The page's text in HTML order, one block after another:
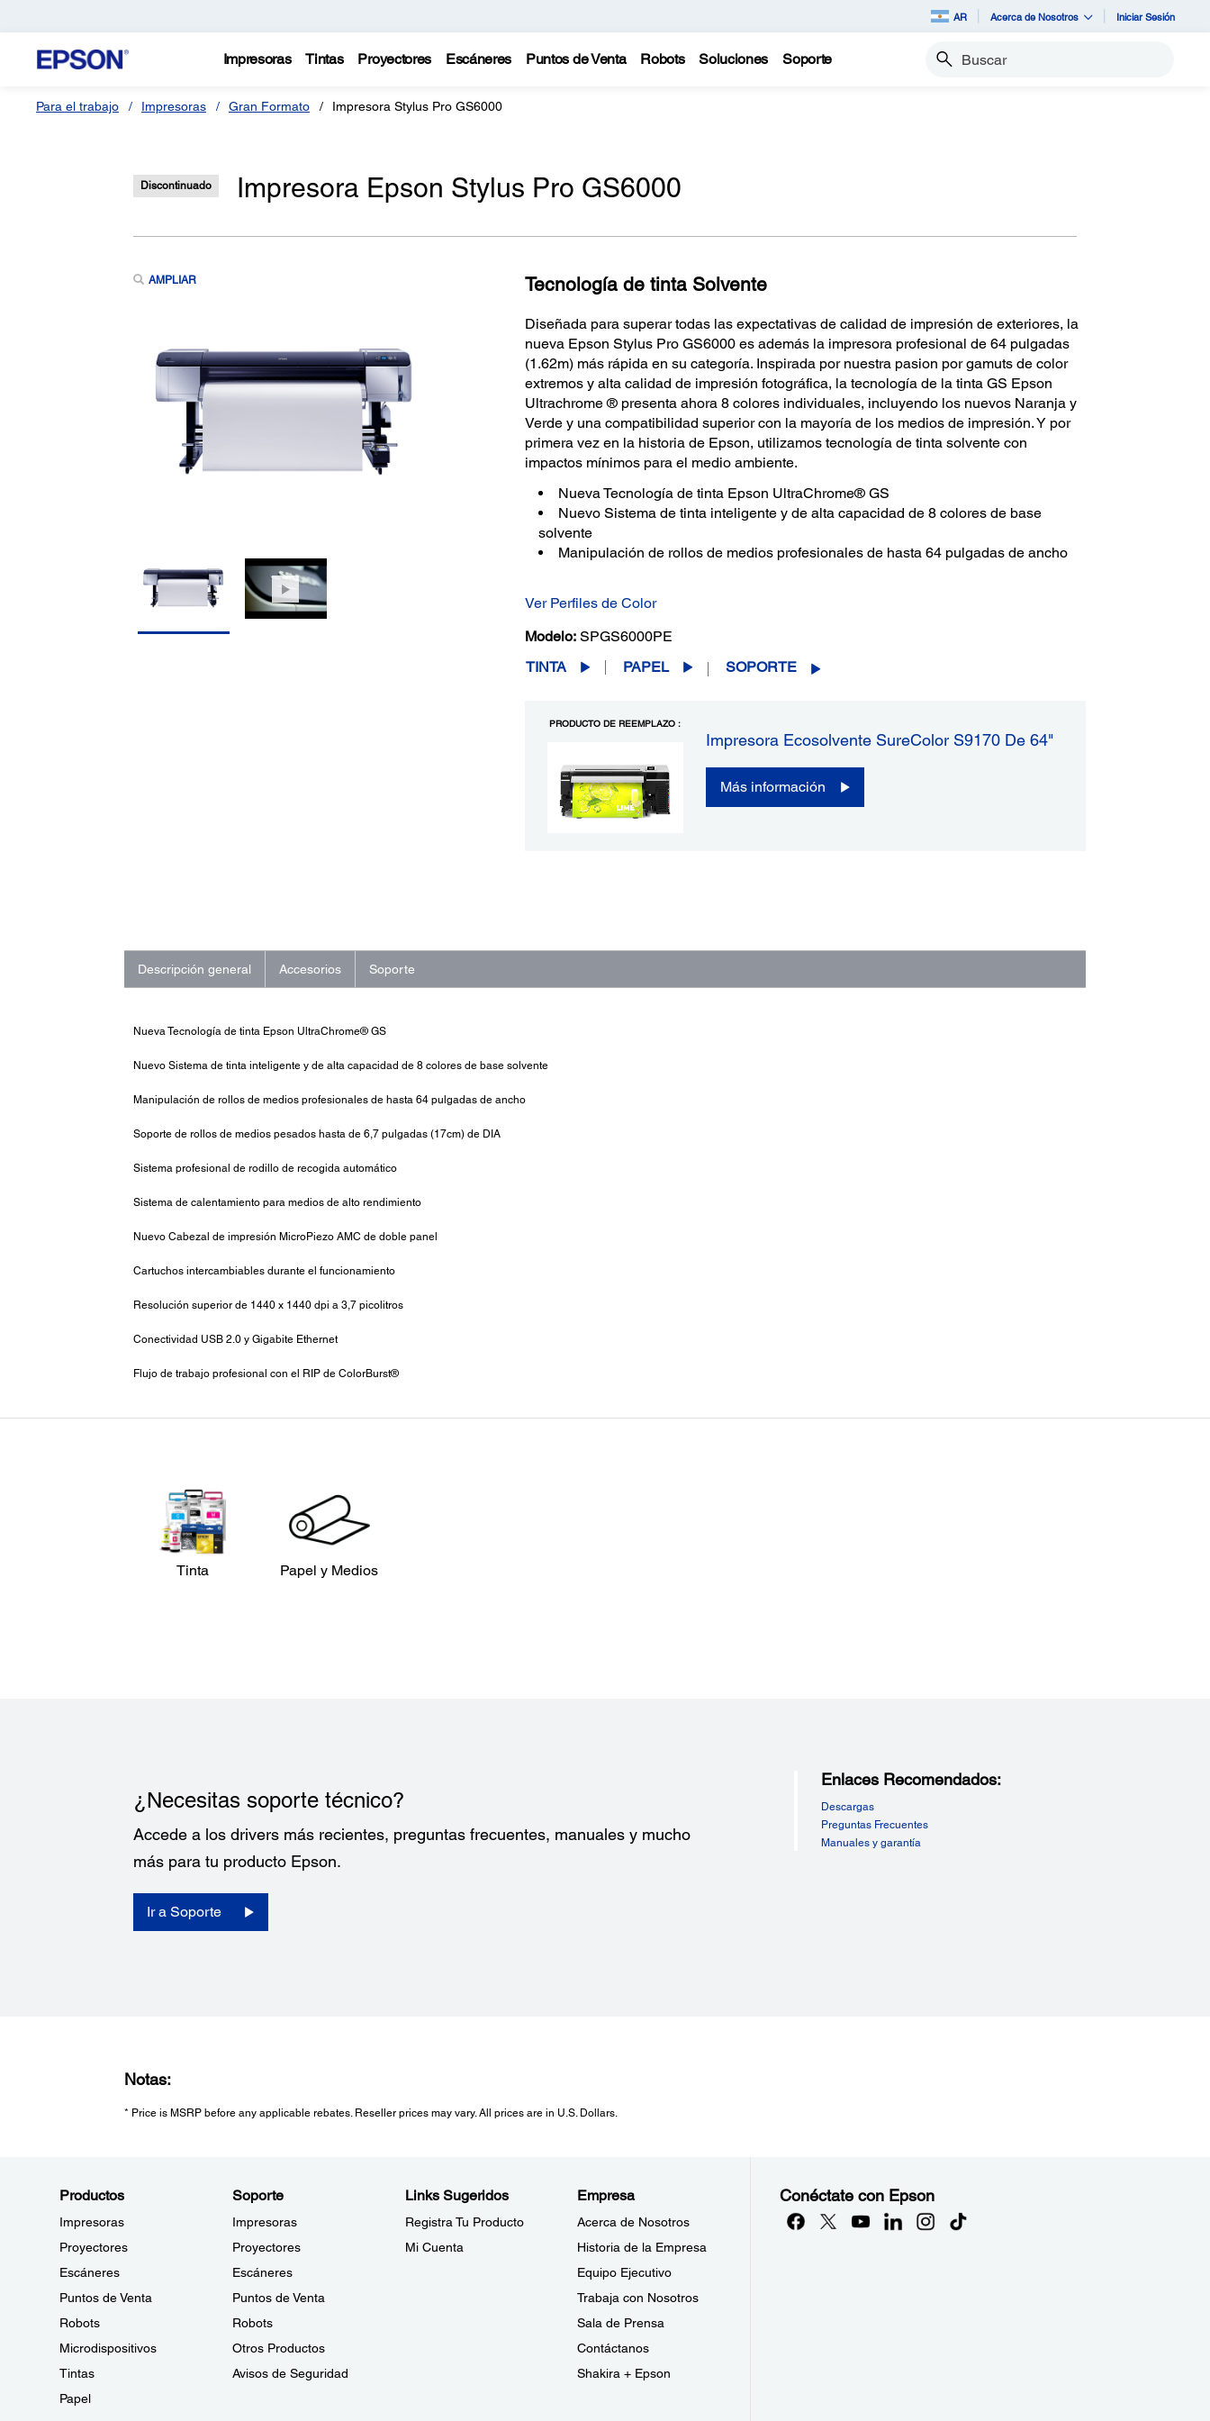
AR Acerca de Nosotros Iniciar Sesión
Impresoras Tintas Proyectores Escáneres Puntos de Venta Robots Soluciones Soporte Buscar
Para el trabajo Impresoras Gran Formato Impresora Stylus Pro GS6000
Discontinuado Impresora Epson Stylus Pro GS6000
AMPLIAR Tecnología de tinta Solvente
Diseñada para superar todas las expectativas de calidad de impresión de exteriores, la
nueva Epson Stylus Pro GS6000 es además la impresora profesional de 64 pulgadas
(1.62m) más rápida en su categoría. Inspirada por nuestra pasion por gamuts de color
extremos y alta calidad de impresión fotográfica, la tecnología de la tinta GS Epson
Ultrachrome ® presenta ahora 8 colores individuales, incluyendo los nuevos Naranja y
Verde y una compatibilidad superior con la mayoría de los medios de impresión. Y por
primera vez en la historia de Epson, utilizamos tecnología de tinta solvente con
impactos mínimos para el medio ambiente.
Nueva Tecnología de tinta Epson UltraChrome® GS
Nuevo Sistema de tinta inteligente y de alta capacidad de 8 colores de base
solvente
Manipulación de rollos de medios profesionales de hasta 64 pulgadas de ancho
Ver Perfiles de Color
Modelo: SPGS6000PE
TINTA
PAPEL SOPORTE
PRODUCTO DE REEMPLAZO :
Impresora Ecosolvente SureColor S9170 De 64"
Más información
Descripción general Accesorios Soporte
Nueva Tecnología de tinta Epson UltraChrome® GS
Nuevo Sistema de tinta inteligente y de alta capacidad de 8 colores de base solvente
Manipulación de rollos de medios profesionales de hasta 64 pulgadas de ancho
Soporte de rollos de medios pesados hasta de 6,7 pulgadas (17cm) de DIA
Sistema profesional de rodillo de recogida automático
Sistema de calentamiento para medios de alto rendimiento
Nuevo Cabezal de impresión MicroPiezo AMC de doble panel
Cartuchos intercambiables durante el funcionamiento
Resolución superior de 1440 x 1440 dpi a 3,7 picolitros
Conectividad USB 2.0 y Gigabite Ethernet
Flujo de trabajo profesional con el RIP de ColorBurst®
Tinta Papel y Medios
¿Necesitas soporte técnico?
Accede a los drivers más recientes, preguntas frecuentes, manuales y mucho
más para tu producto Epson.
Ir a Soporte
Enlaces Recomendados:
Descargas
Preguntas Frecuentes
Manuales y garantía
Notas:
* Price is MSRP before any applicable rebates. Reseller prices may vary. All prices are in U.S. Dollars.
Productos
Impresoras
Proyectores
Escáneres
Puntos de Venta
Robots
Microdispositivos
Tintas
Papel
Soporte
Impresoras
Proyectores
Escáneres
Puntos de Venta
Robots
Otros Productos
Avisos de Seguridad
Links Sugeridos
Registra Tu Producto
Mi Cuenta
Empresa
Acerca de Nosotros
Historia de la Empresa
Equipo Ejecutivo
Trabaja con Nosotros
Sala de Prensa
Contáctanos
Shakira + Epson
Conéctate con Epson